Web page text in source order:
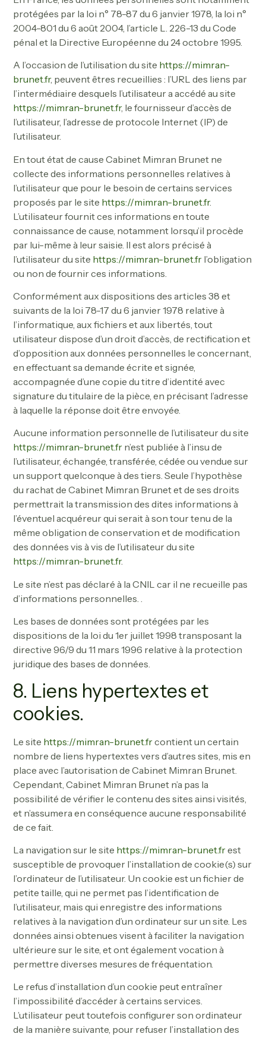
protégées par la loi n° 78-87 du 6 janvier 1978, la loi n°
2004-801 du 6 août 2004, l’article L. 226-13 du Code
pénal et la Directive Européenne du 24 octobre 1995.
A l’occasion de l’utilisation du site https://mimran-
brunet.fr, peuvent êtres recueillies : l’URL des liens par
l’intermédiaire desquels l’utilisateur a accédé au site
https://mimran-brunet.fr, le fournisseur d’accès de
l’utilisateur, l’adresse de protocole Internet (IP) de
l’utilisateur.
En tout état de cause Cabinet Mimran Brunet ne
collecte des informations personnelles relatives à
l’utilisateur que pour le besoin de certains services
proposés par le site https://mimran-brunet.fr.
L’utilisateur fournit ces informations en toute
connaissance de cause, notamment lorsqu’il procède
par lui-même à leur saisie. Il est alors précisé à
l’utilisateur du site https://mimran-brunet.fr l’obligation
ou non de fournir ces informations.
Conformément aux dispositions des articles 38 et
suivants de la loi 78-17 du 6 janvier 1978 relative à
l’informatique, aux fichiers et aux libertés, tout
utilisateur dispose d’un droit d’accès, de rectification et
d’opposition aux données personnelles le concernant,
en effectuant sa demande écrite et signée,
accompagnée d’une copie du titre d’identité avec
signature du titulaire de la pièce, en précisant l’adresse
à laquelle la réponse doit être envoyée.
Aucune information personnelle de l’utilisateur du site
https://mimran-brunet.fr n’est publiée à l’insu de
l’utilisateur, échangée, transférée, cédée ou vendue sur
un support quelconque à des tiers. Seule l’hypothèse
du rachat de Cabinet Mimran Brunet et de ses droits
permettrait la transmission des dites informations à
l’éventuel acquéreur qui serait à son tour tenu de la
même obligation de conservation et de modification
des données vis à vis de l’utilisateur du site
https://mimran-brunet.fr.
Le site n’est pas déclaré à la CNIL car il ne recueille pas
d’informations personnelles. .
Les bases de données sont protégées par les
dispositions de la loi du 1er juillet 1998 transposant la
directive 96/9 du 11 mars 1996 relative à la protection
juridique des bases de données.
8. Liens hypertextes et
cookies.
Le site https://mimran-brunet.frcontient un certain
nombre de liens hypertextes vers d’autres sites, mis en
place avec l’autorisation de Cabinet Mimran Brunet.
Cependant, Cabinet Mimran Brunet n’a pas la
possibilité de vérifier le contenu des sites ainsi visités,
et n’assumera en conséquence aucune responsabilité
de ce fait.
La navigation sur le site https://mimran-brunet.frest
susceptible de provoquer l’installation de cookie(s) sur
l’ordinateur de l’utilisateur. Un cookie est un fichier de
petite taille, qui ne permet pas l’identification de
l’utilisateur, mais qui enregistre des informations
relatives à la navigation d’un ordinateur sur un site. Les
données ainsi obtenues visent à faciliter la navigation
ultérieure sur le site, et ont également vocation à
permettre diverses mesures de fréquentation.
Le refus d’installation d’un cookie peut entraîner
l’impossibilité d’accéder à certains services.
L’utilisateur peut toutefois configurer son ordinateur
de la manière suivante, pour refuser l’installation des